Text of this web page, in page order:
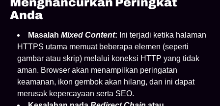
Anda
Masalah Mixed Content: Ini terjadi ketika halaman
HTTPS utama memuat beberapa elemen (seperti
gambar atau skrip) melalui koneksi HTTP yang tidak
aman. Browser akan menampilkan peringatan
keamanan, ikon gembok akan hilang, dan ini dapat
merusak kepercayaan serta SEO.